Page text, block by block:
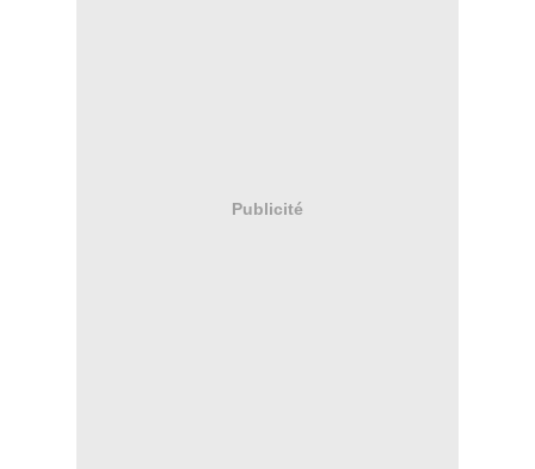
Publicité